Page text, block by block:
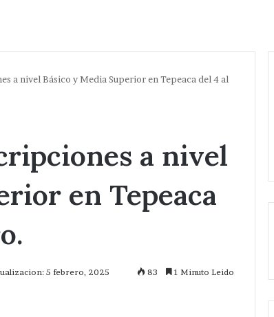
a nivel Básico y Media Superior en Tepeaca del 4 al
a nivel
en Tepeaca
5 febrero, 2025 83 1 Minuto Leido